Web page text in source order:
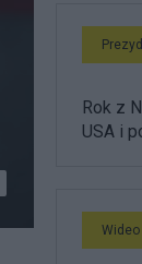
Rok z
USA i